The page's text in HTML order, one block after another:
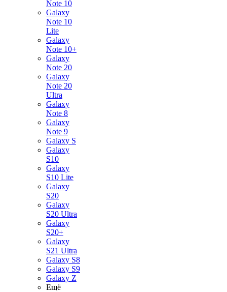
Note 10
Galaxy
Note 10
Lite
Galaxy
Note 10+
Galaxy
Note 20
Galaxy
Note 20
Ultra
Galaxy
Note 8
Galaxy
Note 9
Galaxy S
Galaxy
S10
Galaxy
S10 Lite
Galaxy
S20
Galaxy
S20 Ultra
Galaxy
S20+
Galaxy
S21 Ultra
Galaxy S8
Galaxy S9
Galaxy Z
Ещё